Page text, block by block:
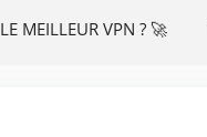
LE MEILLEUR VPN ? 🚀